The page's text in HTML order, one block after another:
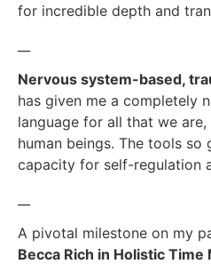
for incredible depth and
Nervous system-based,
has given me a completely
language for all that we
human beings. The tools so
capacity for self-regulation
A pivotal milestone on my
Becca Rich in Holistic Time